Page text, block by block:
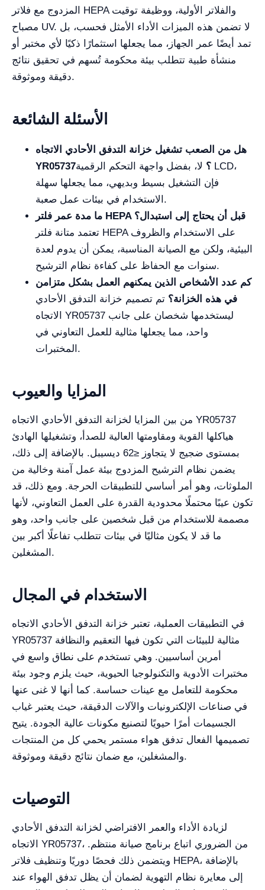
المزدوج مع فلاتر HEPA والفلاتر الأولية، ووظيفة توقيت
مصباح UV. لا تضمن هذه الميزات الأداء الأمثل فحسب، بل
تمد أيضًا عمر الجهاز، مما يجعلها استثمارًا ذكيًا لأي مختبر أو
منشأة طبية تتطلب بيئة محكومة تُسهم في تحقيق نتائج
دقيقة وموثوقة.
الأسئلة الشائعة
هل من الصعب تشغيل خزانة التدفق الأحادي الاتجاه
YR05737؟ لا، بفضل واجهة التحكم الرقمية LCD،
فإن التشغيل بسيط وبديهي، مما يجعلها سهلة
الاستخدام في بيئات عمل صعبة.
ما مدة عمر فلتر HEPA قبل أن يحتاج إلى استبدال؟
تعتمد متانة فلتر HEPA على الاستخدام والظروف
البيئية، ولكن مع الصيانة المناسبة، يمكن أن يدوم لعدة
سنوات مع الحفاظ على كفاءة نظام الترشيح.
كم عدد الأشخاص الذين يمكنهم العمل بشكل متزامن
في هذه الخزانة؟ تم تصميم خزانة التدفق الأحادي
الاتجاه YR05737 ليستخدمها شخصان على جانب
واحد، مما يجعلها مثالية للعمل التعاوني في
المختبرات.
المزايا والعيوب
من بين المزايا لخزانة التدفق الأحادي الاتجاه YR05737
هياكلها القوية ومقاومتها العالية للصدأ، وتشغيلها الهادئ
بمستوى ضجيج لا يتجاوز ≤62 ديسيبل. بالإضافة إلى ذلك،
يضمن نظام الترشيح المزدوج بيئة عمل آمنة وخالية من
الملوثات، وهو أمر أساسي للتطبيقات الحرجة. ومع ذلك، قد
تكون عيبًا محتملًا محدودية القدرة على العمل التعاوني، لأنها
مصممة للاستخدام من قبل شخصين على جانب واحد، وهو
ما قد لا يكون مثاليًا في بيئات تتطلب تفاعلًا أكبر بين
المشغلين.
الاستخدام في المجال
في التطبيقات العملية، تعتبر خزانة التدفق الأحادي الاتجاه
YR05737 مثالية للبيئات التي تكون فيها التعقيم والنظافة
أمرين أساسيين. وهي تستخدم على نطاق واسع في
مختبرات الأدوية والتكنولوجيا الحيوية، حيث يلزم وجود بيئة
محكومة للتعامل مع عينات حساسة. كما أنها لا غنى عنها
في صناعات الإلكترونيات والآلات الدقيقة، حيث يعتبر غياب
الجسيمات أمرًا حيويًا لتصنيع مكونات عالية الجودة. يتيح
تصميمها الفعال تدفق هواء مستمر يحمي كل من المنتجات
والمشغلين، مع ضمان نتائج دقيقة وموثوقة.
التوصيات
لزيادة الأداء والعمر الافتراضي لخزانة التدفق الأحادي
الاتجاه YR05737، من الضروري اتباع برنامج صيانة منتظم.
ويتضمن ذلك فحصًا دوريًا وتنظيف فلاتر HEPA، بالإضافة
إلى معايرة نظام التهوية لضمان أن يظل تدفق الهواء عند